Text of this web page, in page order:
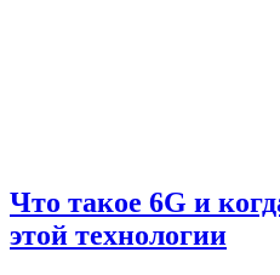
Что такое 6G и
этой технологии